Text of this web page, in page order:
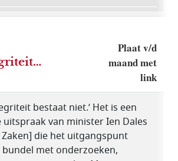
Plaat v/d
maand met
link
bestaat niet.’ Het is een
van minister Ien Dales
die het uitgangspunt
met onderzoeken,